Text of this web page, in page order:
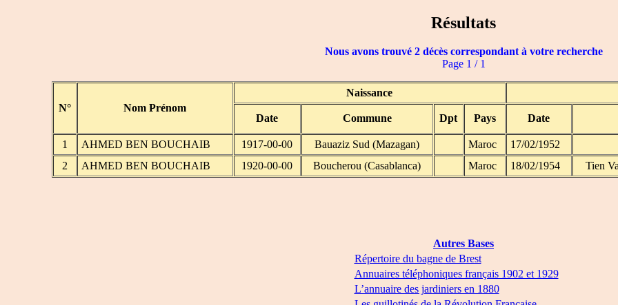
Résultats
Nous avons trouvé 2 décès correspondant à votre recherche
Page 1 / 1
N° Nom Prénom
Naissance
Date
Commune Dpt Pays Date
1 AHMED BEN BOUCHAIB 1917-00-00 Bauaziz Sud (Mazagan) Maroc 17/02/1952
2
AHMED BEN BOUCHAIB 1920-00-00 Boucherou (Casablanca) Maroc 18/02/1954 Tien
Autres Bases
Répertoire du bagne de Brest
Annuaires téléphoniques français 1902 et 1929
L’annuaire des jardiniers en 1880